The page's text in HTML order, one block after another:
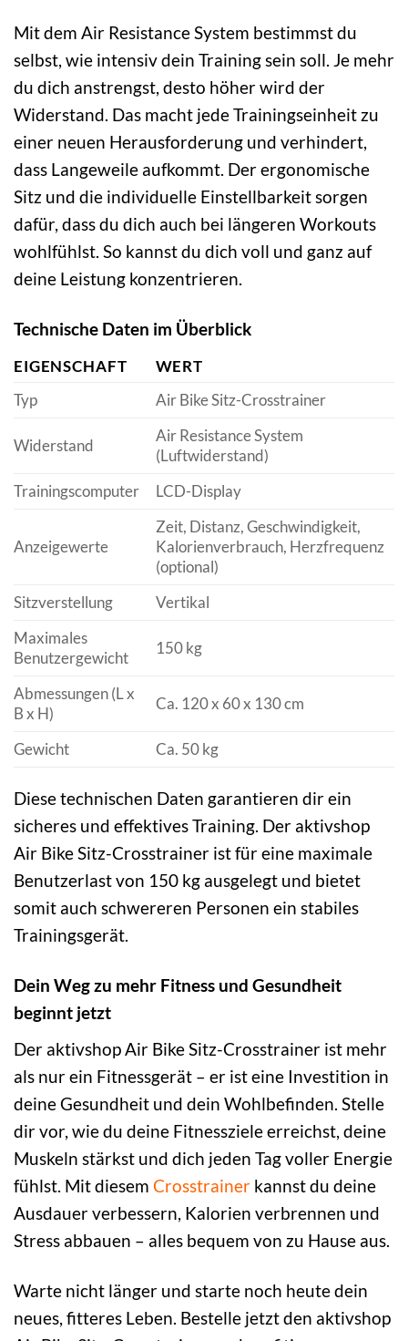
Mit dem Air Resistance System bestimmst du
selbst, wie intensiv dein Training sein soll. Je mehr
du dich anstrengst, desto höher wird der
Widerstand. Das macht jede Trainingseinheit zu
einer neuen Herausforderung und verhindert,
dass Langeweile aufkommt. Der ergonomische
Sitz und die individuelle Einstellbarkeit sorgen
dafür, dass du dich auch bei längeren Workouts
wohlfühlst. So kannst du dich voll und ganz auf
deine Leistung konzentrieren.
Technische Daten im Überblick
EIGENSCHAFT
WERT
Typ
Air Bike Sitz-Crosstrainer
Widerstand
Air Resistance System
(Luftwiderstand)
Trainingscomputer
LCD-Display
Anzeigewerte
Zeit, Distanz, Geschwindigkeit,
Kalorienverbrauch, Herzfrequenz
(optional)
Sitzverstellung
Vertikal
Maximales
Benutzergewicht
150 kg
Abmessungen (L x
B x H)
Ca. 120 x 60 x 130 cm
Gewicht Ca. 50 kg
Diese technischen Daten garantieren dir ein
sicheres und effektives Training. Der aktivshop
Air Bike Sitz-Crosstrainer ist für eine maximale
Benutzerlast von 150 kg ausgelegt und bietet
somit auch schwereren Personen ein stabiles
Trainingsgerät.
Dein Weg zu mehr Fitness und Gesundheit
beginnt jetzt
Der aktivshop Air Bike Sitz-Crosstrainer ist mehr
als nur ein Fitnessgerät – er ist eine Investition in
deine Gesundheit und dein Wohlbefinden. Stelle
dir vor, wie du deine Fitnessziele erreichst, deine
Muskeln stärkst und dich jeden Tag voller Energie
fühlst. Mit diesem Crosstrainer kannst du deine
Ausdauer verbessern, Kalorien verbrennen und
Stress abbauen – alles bequem von zu Hause aus.
Warte nicht länger und starte noch heute dein
neues, fitteres Leben. Bestelle jetzt den aktivshop